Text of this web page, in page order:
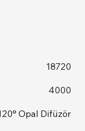
18720
4000
Opal Difüzör